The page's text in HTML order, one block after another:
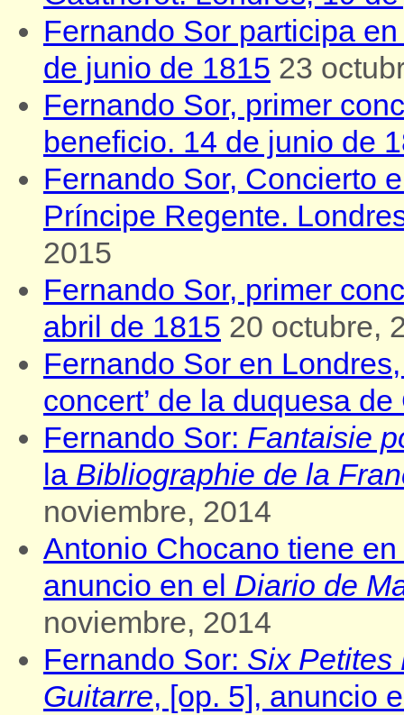
Fernando Sor participa
de junio de 1815 23
Fernando Sor, primer
beneficio. 14 de junio de
Fernando Sor, Concierto
Príncipe Regente.
2015
Fernando Sor, primer
abril de 1815 20 octubre,
Fernando Sor en
concert’ de la duquesa
Fernando Sor: Fantaisie
la Bibliographie de la
noviembre, 2014
Antonio Chocano tiene
anuncio en el Diario de
noviembre, 2014
Fernando Sor: Six Petites
Guitarre, [op. 5], anuncio